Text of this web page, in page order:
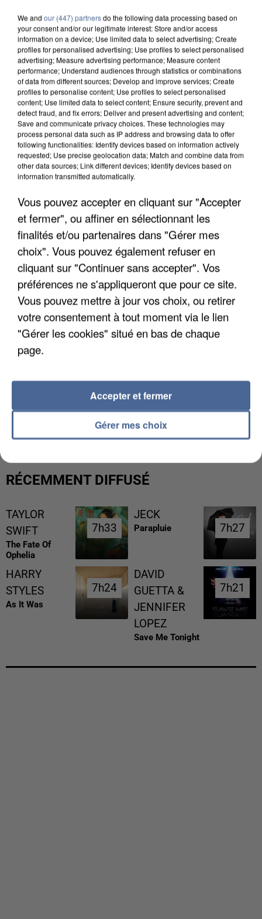
APRÈS TOUTES CES CANICULES, LES REFUGES
L’UN DES FONDATEURS SUPPOSÉS DE LA DZ
RÉCEMMENT DIFFUSÉ
TAYLOR
SWIFT
The Fate Of
Ophelia
7h33
7h33
JECK
Parapluie 7h27
7h27
HARRY
STYLES
As It Was
7h24
7h24
DAVID
GUETTA &
JENNIFER
LOPEZ
Save Me Tonight
7h21
7h21
We and our (447) partnersdo the following data processing based on
your consent and/or our legitimate interest: Store and/or access
information on a device; Use limited data to select advertising; Create
profiles for personalised advertising; Use profiles to select personalised
advertising; Measure advertising performance; Measure content
performance; Understand audiences through statistics or combinations
of data from different sources; Develop and improve services; Create
profiles to personalise content; Use profiles to select personalised
content; Use limited data to select content; Ensure security, prevent and
detect fraud, and fix errors; Deliver and present advertising and content;
Save and communicate privacy choices. These technologies may
process personal data such as IP address and browsing data to offer
following functionalities: Identify devices based on information actively
requested; Use precise geolocation data; Match and combine data from
other data sources; Link different devices; Identify devices based on
information transmitted automatically.
Vous pouvez accepter en cliquant sur "Accepter
et fermer", ou affiner en sélectionnant les
finalités et/ou partenaires dans "Gérer mes
choix". Vous pouvez également refuser en
cliquant sur "Continuer sans accepter". Vos
préférences ne s'appliqueront que pour ce site.
Vous pouvez mettre à jour vos choix, ou retirer
votre consentement à tout moment via le lien
"Gérer les cookies" situé en bas de chaque
page.
Gérer mes choix
Accepter et fermer